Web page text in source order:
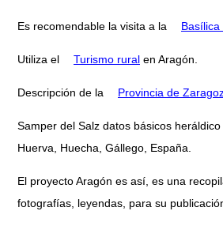
Es recomendable la visita a la
Utiliza el Turismo rural en Aragón.
Descripción de la Provincia de
Samper del Salz datos básicos
Huerva, Huecha, Gállego, España.
El proyecto Aragón es así, es una
fotografías, leyendas, para su